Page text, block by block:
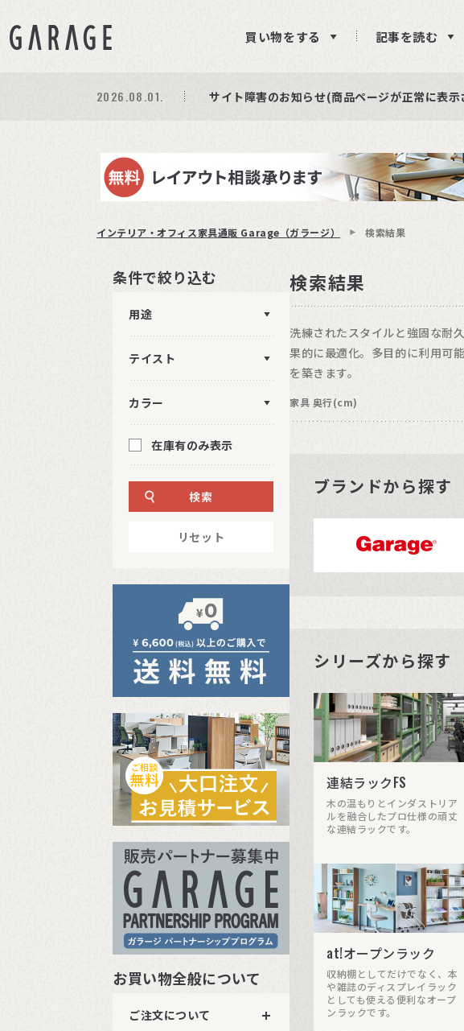
買い物をする 記事を読む
期間限定プレゼント│レビュー投稿をお待ちし
商品ページ障害復旧のお知らせ
2026.08.01. サイト障害のお知らせ(商品ページが正常に表
インテリア・オフィス家具通販 Garage（ガラージ） 検索結果
条件で絞り込む
用途
テイスト
カラー
在庫有のみ表示
検索
リセット
お買い物全般について
ご注文について
検索結果
洗練されたスタイルと強固な耐
果的に最適化。多目的に利用可
を築きます。
家具 奥行(cm)
ブランドから探す
シリーズから探す
連結ラックFS
木の温もりとインダストリア
ルを融合したプロ仕様の頑丈
な連結ラックです。
at!オープンラック
収納棚としてだけでなく、本
や雑誌のディスプレイラック
としても使える便利なオープ
ンラックです。